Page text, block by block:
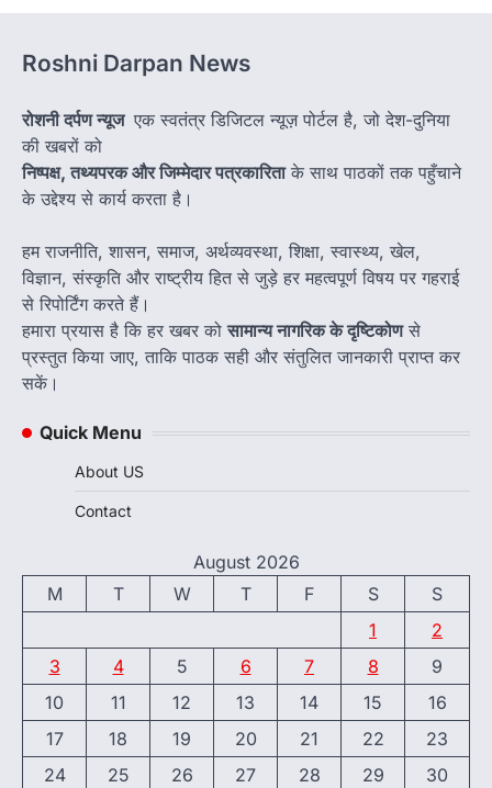
Roshni Darpan News
रोशनी दर्पण न्यूज एक स्वतंत्र डिजिटल न्यूज़ पोर्टल है, जो देश-दुनिया
की खबरों को
निष्पक्ष, तथ्यपरक और जिम्मेदार पत्रकारिताके साथ पाठकों तक पहुँचाने
के उद्देश्य से कार्य करता है।
हम राजनीति, शासन, समाज, अर्थव्यवस्था, शिक्षा, स्वास्थ्य, खेल,
विज्ञान, संस्कृति और राष्ट्रीय हित से जुड़े हर महत्वपूर्ण विषय पर गहराई
से रिपोर्टिंग करते हैं।
हमारा प्रयास है कि हर खबर कोसामान्य नागरिक के दृष्टिकोणसे
प्रस्तुत किया जाए, ताकि पाठक सही और संतुलित जानकारी प्राप्त कर
सकें।
Quick Menu
About US
Contact
August 2026
M
T W T F S
S
1
2
3
4 5 6 7 8
9
10
11 12 13 14 15
16
17
18 19 20 21 22
23
24
25 26 27 28 29
30